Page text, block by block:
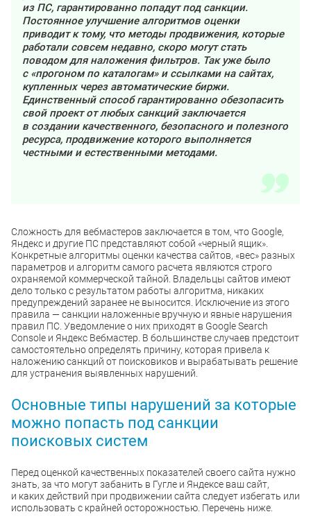
из ПС, гарантированно попадут под санкции.
Постоянное улучшение алгоритмов оценки
приводит к тому, что методы продвижения, которые
работали совсем недавно, скоро могут стать
поводом для наложения фильтров. Так уже было
с «прогоном по каталогам» и ссылками на сайтах,
купленных через автоматические биржи.
Единственный способ гарантированно обезопасить
свой проект от любых санкций заключается
в создании качественного, безопасного и полезного
ресурса, продвижение которого выполняется
честными и естественными методами.
Сложность для вебмастеров заключается в том, что Google,
Яндекс и другие ПС представляют собой «черный ящик».
Конкретные алгоритмы оценки качества сайтов, «вес» разных
параметров и алгоритм самого расчета являются строго
охраняемой коммерческой тайной. Владельцы сайтов имеют
дело только с результатом работы алгоритма, никаких
предупреждений заранее не выносится. Исключение из этого
правила — санкции наложенные вручную и явные нарушения
правил ПС. Уведомление о них приходят в Google Search
Console и Яндекс Вебмастер. В большинстве случаев предстоит
самостоятельно определять причину, которая привела к
наложению санкций от поисковиков и вырабатывать решение
для устранения выявленных нарушений.
Основные типы нарушений за которые
можно попасть под санкции
поисковых систем
Перед оценкой качественных показателей своего сайта нужно
знать, за что могут забанить в Гугле и Яндексе ваш сайт,
и каких действий при продвижении сайта следует избегать или
использовать с крайней осторожностью. Перечень ниже.